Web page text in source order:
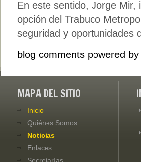
En este sentido, Jorge
opción del Trabuco
seguridad y oportunidades
blog comments powered by
MAPA DEL SITIO
Inicio
Quiénes Somos
Noticias
Enlaces
Secretarías